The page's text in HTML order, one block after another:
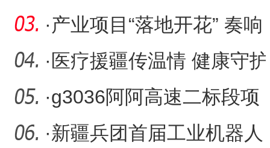
·产业项目“落地开花” 奏响
乡村振兴“奋进曲”
· 医疗援疆传温情 健康守护
在身边
·g3036阿阿高速二标段项
目塔北二干渠大桥梁板全
·新疆兵团首届工业机器人